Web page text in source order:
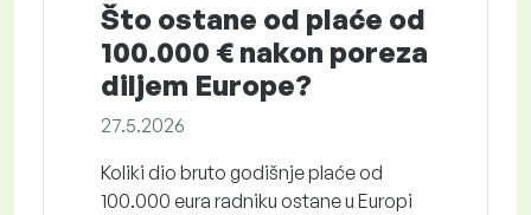
Što ostane od plaće od
100.000 € nakon poreza
diljem Europe?
27.5.2026
Koliki dio bruto godišnje plaće od
100.000 eura radniku ostane u Europi